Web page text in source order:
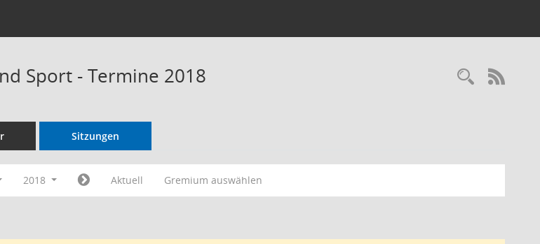
Sport - Termine 2018
Sitzungen
2018 Aktuell Gremium auswählen